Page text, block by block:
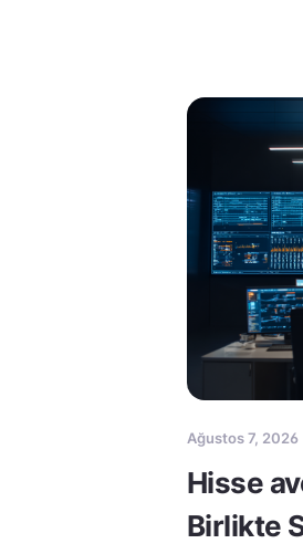
Ağustos 7, 2026
Hisse
Birlikte